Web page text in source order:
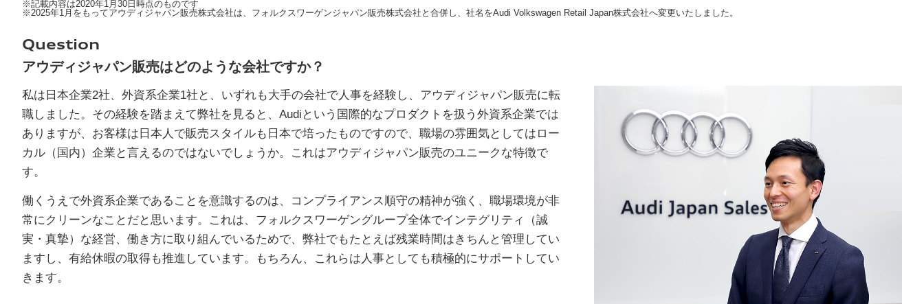
※記載内容は2020年1月30日時点のものです
※2025年1月をもってアウディジャパン販売株式会社は、フォルクスワーゲンジャパン販売株式会社と合併し、社名をAudi Volkswagen Retail Japan株式会社へ変更いたしました。
Question
アウディジャパン販売はどのような会社ですか？
私は日本企業2社、外資系企業1社と、いずれも大手の会社で人事を経験し、アウディジャパン販売に転
職しました。その経験を踏まえて弊社を見ると、Audiという国際的なプロダクトを扱う外資系企業では
ありますが、お客様は日本人で販売スタイルも日本で培ったものですので、職場の雰囲気としてはロー
カル（国内）企業と言えるのではないでしょうか。これはアウディジャパン販売のユニークな特徴で
す。
働くうえで外資系企業であることを意識するのは、コンプライアンス順守の精神が強く、職場環境が非
常にクリーンなことだと思います。これは、フォルクスワーゲングループ全体でインテグリティ（誠
実・真摯）な経営、働き方に取り組んでいるためで、弊社でもたとえば残業時間はきちんと管理してい
ますし、有給休暇の取得も推進しています。もちろん、これらは人事としても積極的にサポートしてい
きます。